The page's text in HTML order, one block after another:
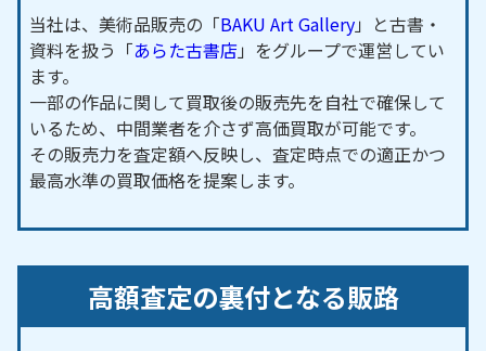
呂町／国閑町／貝津町／柿本町／篭林町／加塩町／
柏ケ洞町／鍛治屋敷町／和会町／桂野町／金谷町／
加納町／蕪木町／神池町／上丘町／上川口町／上切
山町／上切町／上小田町／上郷町／上佐切町／上高
町／上渡合町／上中町／上仁木町／上脇町／亀首町
／加茂川町／苅萱町／河合町／川下町／川田町／川
手町／川端町／川面町／神田町／神殿町／勘八町／
／黒坂町／黒田町／桑田和町／桑原田町／桑原町／
当社は、美術品販売の「BAKU Art Gallery」と古書・
資料を扱う「あらた古書店」をグループで運営してい
ます。
一部の作品に関して買取後の販売先を自社で確保して
いるため、中間業者を介さず高価買取が可能です。
その販売力を査定額へ反映し、査定時点での適正かつ
最高水準の買取価格を提案します。
高額査定の裏付となる販路